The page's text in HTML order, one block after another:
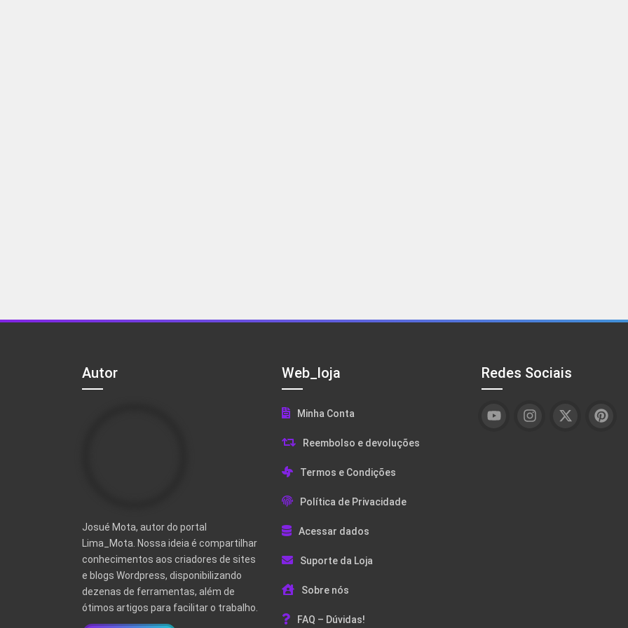
Autor
Josué Mota, autor do portal
Lima_Mota. Nossa ideia é compartilhar
conhecimentos aos criadores de sites
e blogs Wordpress, disponibilizando
dezenas de ferramentas, além de
ótimos artigos para facilitar o trabalho.
Web_loja
Minha Conta
Reembolso e devoluções
Termos e Condições
Política de Privacidade
Acessar dados
Suporte da Loja
Sobre nós
FAQ – Dúvidas!
Redes Sociais